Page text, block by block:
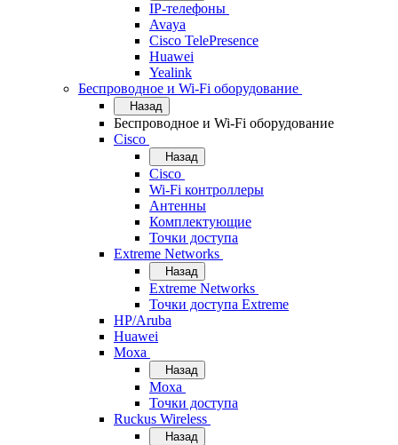
IP-телефоны
Avaya
Cisco TelePresence
Huawei
Yealink
Беспроводное и Wi-Fi оборудование
Назад
Беспроводное и Wi-Fi оборудование
Cisco
Назад
Cisco
Wi-Fi контроллеры
Антенны
Комплектующие
Точки доступа
Extreme Networks
Назад
Extreme Networks
Точки доступа Extreme
HP/Aruba
Huawei
Moxa
Назад
Moxa
Точки доступа
Ruckus Wireless
Назад